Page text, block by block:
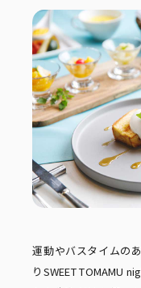
運動やバスタイムの
りSWEET TOMAMU